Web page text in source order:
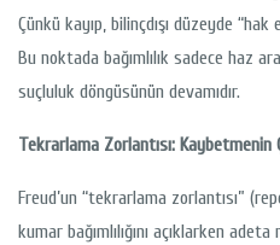
Çünkü kayıp, bilinçdışı düzeyde
Bu noktada bağımlılık sadece haz
suçluluk döngüsünün devamıdır.
Tekrarlama Zorlantısı: Kaybetmenin
Freud’un “tekrarlama zorlantısı”
kumar bağımlılığını açıklarken